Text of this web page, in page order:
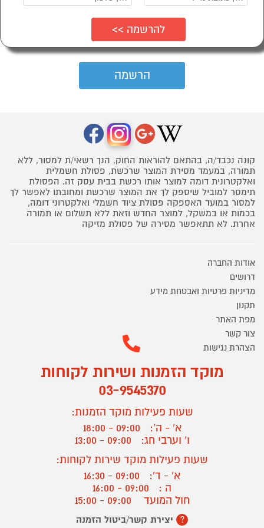
קונה נכבד/ה, בהתאם להוראות החוק, הנך רשאי/ת למסור, ללא
תמורה, במעמד מסירת המוצר שרכשת, פסולת חשמלית
ואלקטרונית דומה למוצר אותו רכשת בבית עסק זה. הפסולת
תימסר למוביל שיספק לך את המוצר שרכשת ומחובתו לאפשר לך
למסור במועד האספקה פסולת ציוד חשמלי ואלקטרוני דומה,
בכמות או במשקל, למוצר החדש וזאת ללא תשלום או תמורה
אחרת. לא תתאפשר מסירה של פסולת מזיקה
אודות החברה
דרושים
מדיניות פרטיות ואבטחת מידע
תקנון
מפת האתר
צור קשר
הצהרת נגישות
מוקד הזמנות ושירות לקוחות
03-9545370
שעות פעילות מוקד הזמנות:
א' - ה':
09:00 - 18:00
ו' וערבי חג:
09:00 - 13:00
שעות פעילות מוקד שירות לקוחות:
א' - ד':
09:00 - 16:30
ה :
09:00 - 16:00
חול המועד
? יצירת קשר/ביטול הזמנה